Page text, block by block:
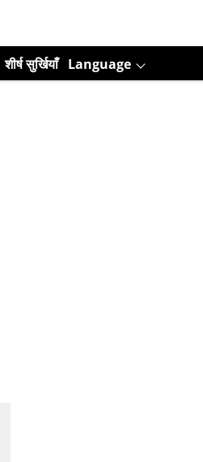
शीर्ष सुर्खियाँ Language